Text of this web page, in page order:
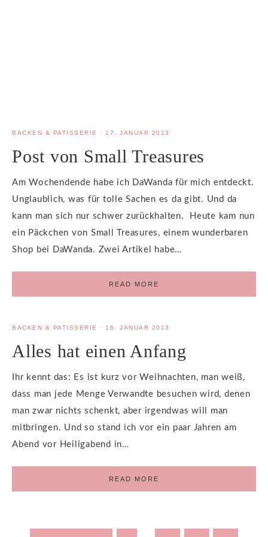
BACKEN & PATISSERIE · 17. JANUAR 2013
Post von Small Treasures
Am Wochendende habe ich DaWanda für mich entdeckt.
Unglaublich, was für tolle Sachen es da gibt. Und da
kann man sich nur schwer zurückhalten. Heute kam nun
ein Päckchen von Small Treasures, einem wunderbaren
Shop bei DaWanda. Zwei Artikel habe…
READ MORE
BACKEN & PATISSERIE · 16. JANUAR 2013
Alles hat einen Anfang
Ihr kennt das: Es ist kurz vor Weihnachten, man weiß,
dass man jede Menge Verwandte besuchen wird, denen
man zwar nichts schenkt, aber irgendwas will man
mitbringen. Und so stand ich vor ein paar Jahren am
Abend vor Heiligabend in…
READ MORE